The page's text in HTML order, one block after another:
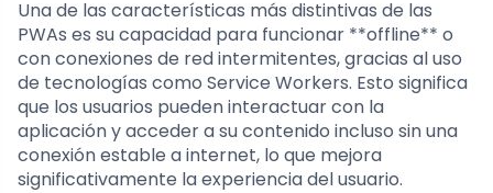
Una de las características más distintivas de las
PWAs es su capacidad para funcionar **offline** o
con conexiones de red intermitentes, gracias al uso
de tecnologías como Service Workers. Esto significa
que los usuarios pueden interactuar con la
aplicación y acceder a su contenido incluso sin una
conexión estable a internet, lo que mejora
significativamente la experiencia del usuario.